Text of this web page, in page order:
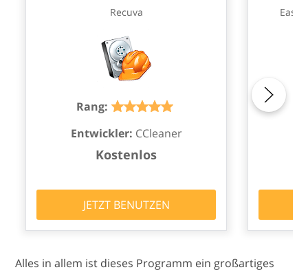
Recuva
Rang:
Entwickler: CCleaner
Kostenlos
JETZT BENUTZEN
Alles in allem ist dieses Programm ein großartiges